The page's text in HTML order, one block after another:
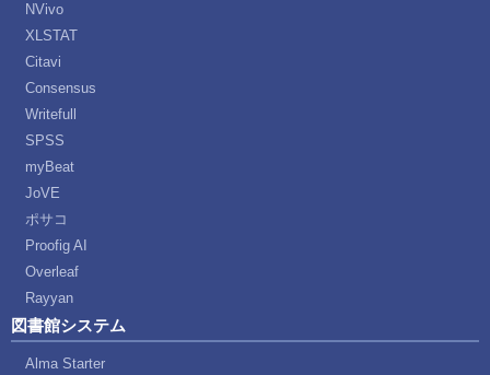
NVivo
XLSTAT
Citavi
Consensus
Writefull
SPSS
myBeat
JoVE
ポサコ
Proofig AI
Overleaf
Rayyan
図書館システム
Alma Starter